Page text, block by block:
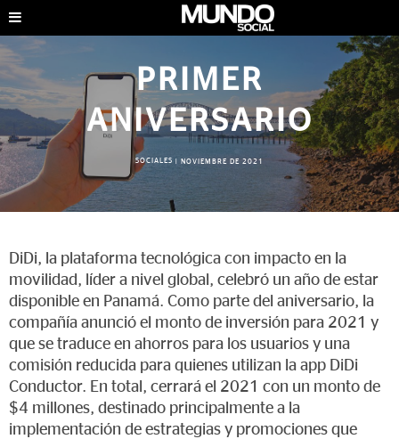
PRIMER
ANIVERSARIO
SOCIALES NOVIEMBRE DE 2021
DiDi, la plataforma tecnológica con impacto en la
movilidad, líder a nivel global, celebró un año de estar
disponible en Panamá. Como parte del aniversario, la
compañía anunció el monto de inversión para 2021 y
que se traduce en ahorros para los usuarios y una
comisión reducida para quienes utilizan la app DiDi
Conductor. En total, cerrará el 2021 con un monto de
$4 millones, destinado principalmente a la
implementación de estrategias y promociones que